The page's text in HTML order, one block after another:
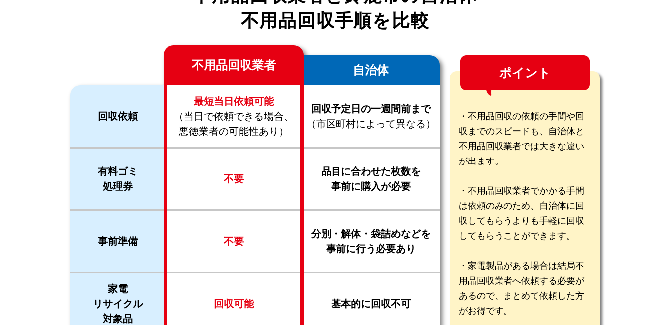
不用品回収手順を比較
不用品回収業者 自治体
回収依頼
最短当日依頼可能
（当日で依頼できる場合、
悪徳業者の可能性あり）
回収予定日の一週間前まで
（市区町村によって異なる）
有料ゴミ
処理券
不要
品目に合わせた枚数を
事前に購入が必要
事前準備 不要
分別・解体・袋詰めなどを
事前に行う必要あり
家電
リサイクル
対象品
回収可能 基本的に回収不可
ポイント
不用品回収の依頼の手間や回
収までのスピードも、自治体と
不用品回収業者では大きな違い
が出ます。
不用品回収業者でかかる手間
は依頼のみのため、自治体に回
収してもらうよりも手軽に回収
してもらうことができます。
家電製品がある場合は結局不
用品回収業者へ依頼する必要が
あるので、まとめて依頼した方
がお得です。